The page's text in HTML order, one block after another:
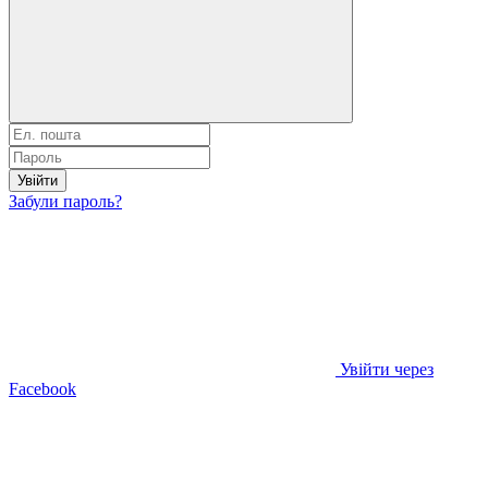
Увійти
Забули пароль?
Увійти через
Facebook